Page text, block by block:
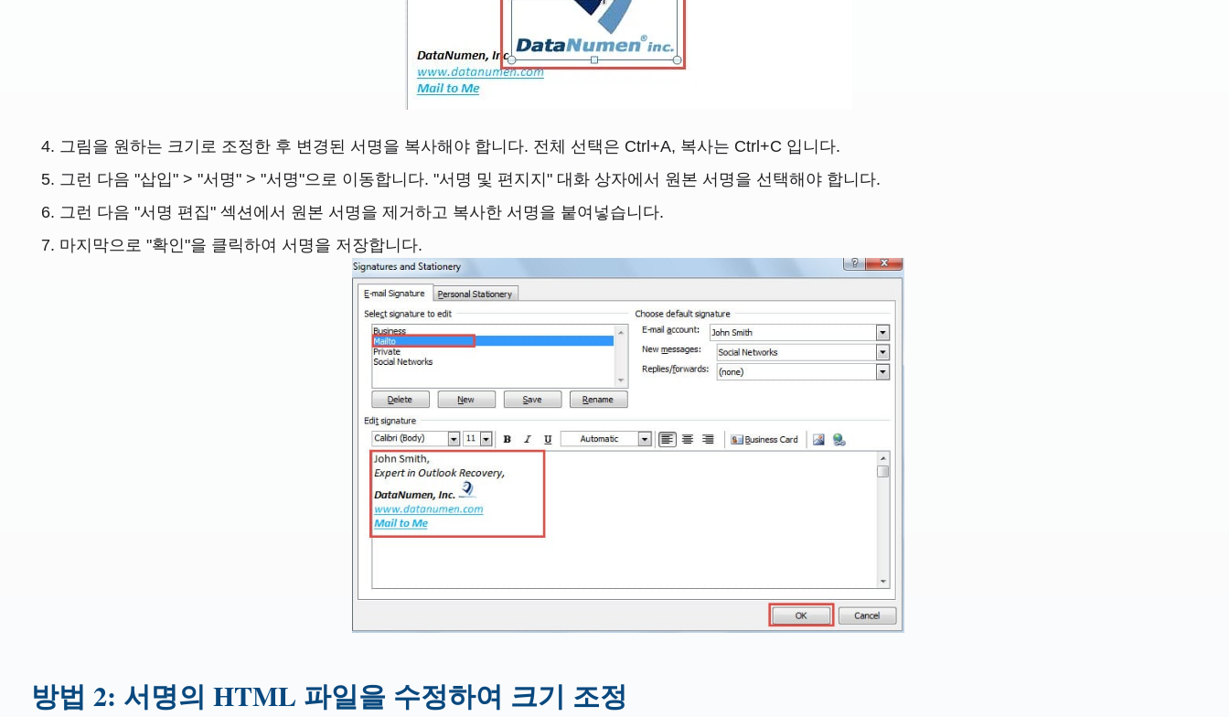
그림을 원하는 크기로 조정한 후 변경된 서명을 복사해야 합니다. 전체 선택은 Ctrl+A, 복사는 Ctrl+C 입니다.
그런 다음 "삽입" > "서명" > "서명"으로 이동합니다. "서명 및 편지지" 대화 상자에서 원본 서명을 선택해야 합니다.
그런 다음 "서명 편집" 섹션에서 원본 서명을 제거하고 복사한 서명을 붙여넣습니다.
마지막으로 "확인"을 클릭하여 서명을 저장합니다.
방법 2: 서명의 HTML 파일을 수정하여 크기 조정